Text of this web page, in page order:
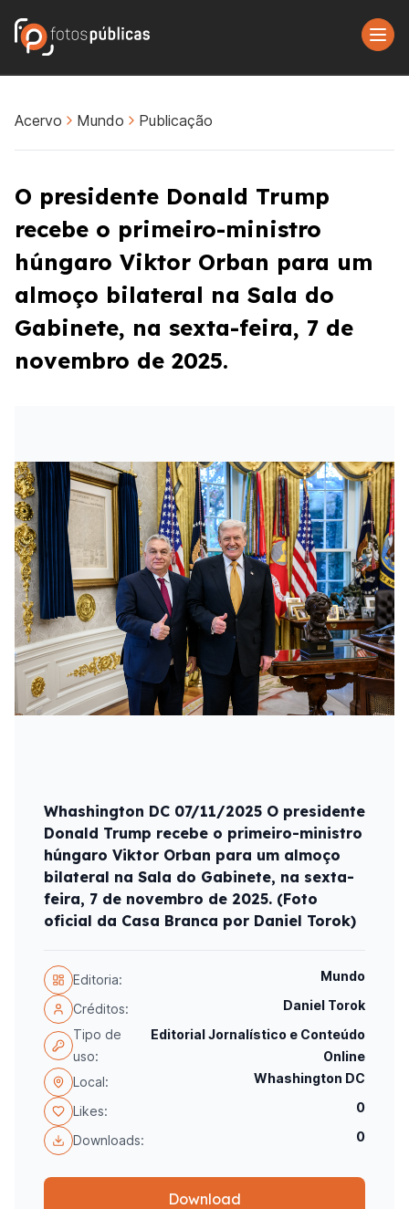
Acervo Mundo Publicação
O presidente Donald Trump
recebe o primeiro-ministro
húngaro Viktor Orban para um
almoço bilateral na Sala do
Gabinete, na sexta-feira, 7 de
novembro de 2025.
Whashington DC 07/11/2025 O presidente
Donald Trump recebe o primeiro-ministro
húngaro Viktor Orban para um almoço
bilateral na Sala do Gabinete, na sexta-
feira, 7 de novembro de 2025. (Foto
oficial da Casa Branca por Daniel Torok)
Editoria: Mundo
Créditos:
Daniel Torok
Tipo de
uso:
Editorial Jornalístico e Conteúdo
Online
Local:
Whashington DC
Likes: 0
Downloads: 0
Download